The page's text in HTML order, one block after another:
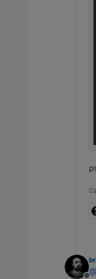
@